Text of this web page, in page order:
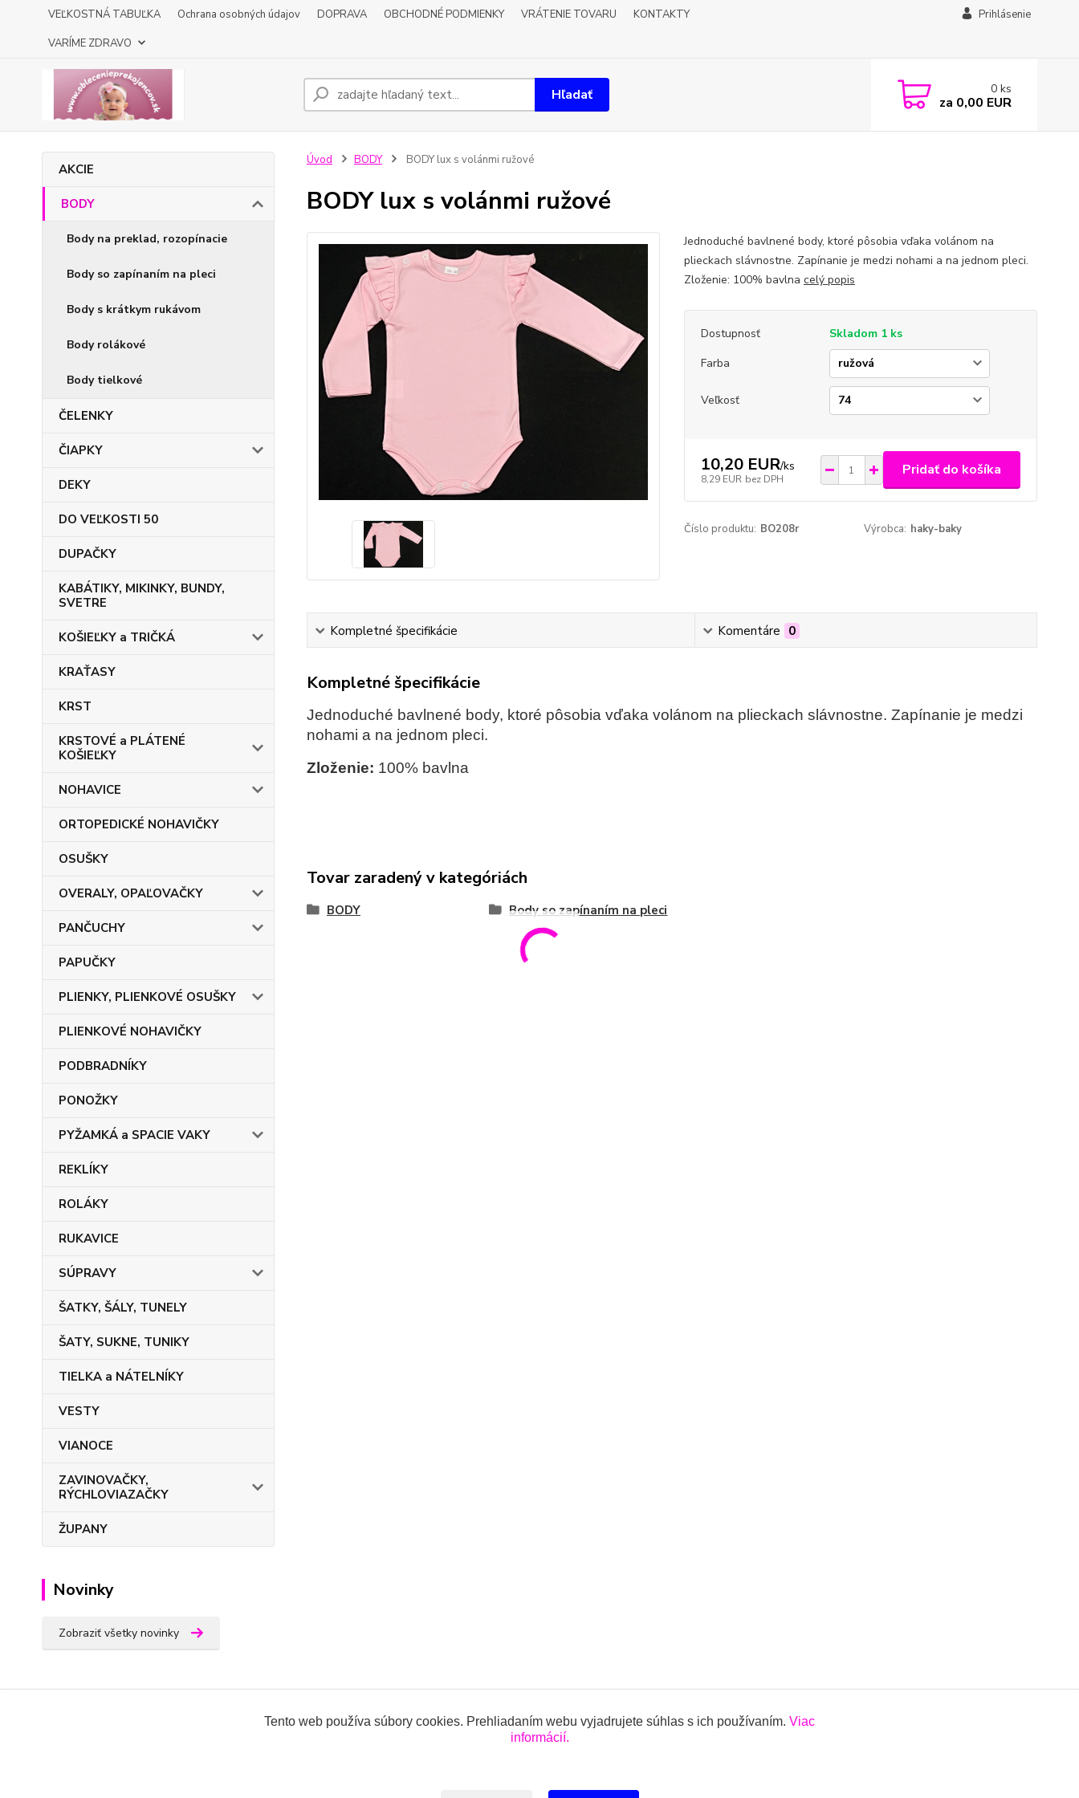
VEĽKOSTNÁ TABUĽKA Ochrana osobných údajov DOPRAVA OBCHODNÉ PODMIENKY VRÁTENIE TOVARU
KONTAKTY
VARÍME ZDRAVO
Prihlásenie
Hľadať 0 ks
za 0,00 EUR
AKCIE
BODY
Body na preklad, rozopínacie
Body so zapínaním na pleci
Body s krátkym rukávom
Body rolákové
Body tielkové
ČELENKY
ČIAPKY
DEKY
DO VEĽKOSTI 50
DUPAČKY
KABÁTIKY, MIKINKY, BUNDY,
SVETRE
KOŠIEĽKY a TRIČKÁ
KRAŤASY
KRST
KRSTOVÉ a PLÁTENÉ
KOŠIEĽKY
NOHAVICE
ORTOPEDICKÉ NOHAVIČKY
OSUŠKY
OVERALY, OPAĽOVAČKY
PANČUCHY
PAPUČKY
PLIENKY, PLIENKOVÉ OSUŠKY
PLIENKOVÉ NOHAVIČKY
PODBRADNÍKY
PONOŽKY
PYŽAMKÁ a SPACIE VAKY
REKLÍKY
ROLÁKY
RUKAVICE
SÚPRAVY
ŠATKY, ŠÁLY, TUNELY
ŠATY, SUKNE, TUNIKY
TIELKA a NÁTELNÍKY
VESTY
VIANOCE
ZAVINOVAČKY,
RÝCHLOVIAZAČKY
ŽUPANY
Novinky
Zobraziť všetky novinky
Úvod BODY BODY lux s volánmi ružové
BODY lux s volánmi ružové
Jednoduché bavlnené body, ktoré pôsobia vďaka volánom na
plieckach slávnostne. Zapínanie je medzi nohami a na jednom pleci.
Zloženie: 100% bavlna celý popis
Dostupnosť
Skladom 1 ks
Farba
Veľkosť
10,20 EUR/ks
8,29 EUR bez DPH
Pridať do košíka
Číslo produktu: BO208r Výrobca: haky-baky
Kompletné špecifikácie Komentáre 0
Kompletné špecifikácie
Jednoduché bavlnené body, ktoré pôsobia vďaka volánom na plieckach slávnostne. Zapínanie je medzi
nohami a na jednom pleci.
Zloženie: 100% bavlna
Tovar zaradený v kategóriách
BODY Body so zapínaním na pleci
Tento web používa súbory cookies. Prehliadaním webu vyjadrujete súhlas s ich používaním. Viac
informácií.